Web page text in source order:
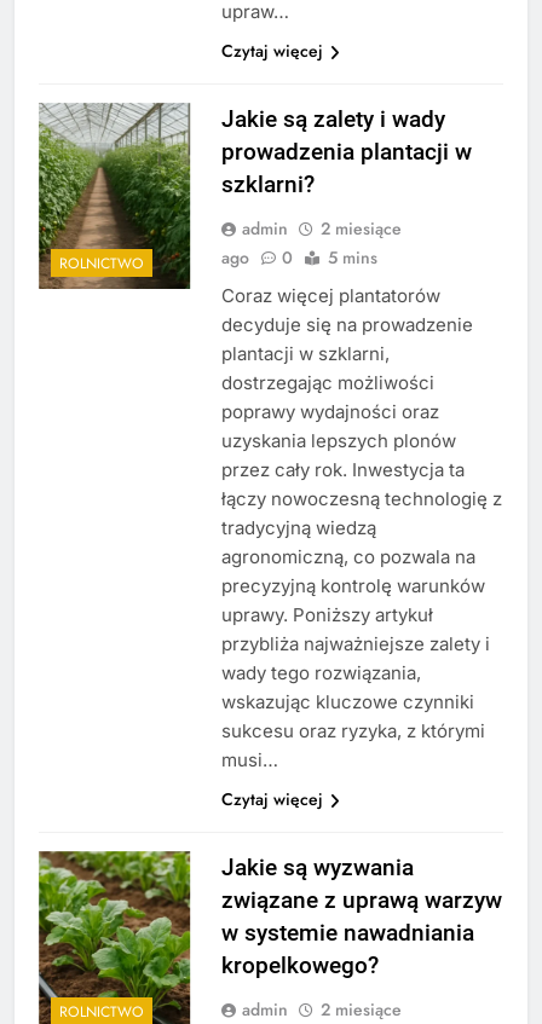
upraw…
Czytaj więcej
ROLNICTWO
Jakie są zalety i wady
prowadzenia plantacji w
szklarni?
admin
2 miesiące
ago
0 5 mins
Coraz więcej plantatorów
decyduje się na prowadzenie
plantacji w szklarni,
dostrzegając możliwości
poprawy wydajności oraz
uzyskania lepszych plonów
przez cały rok. Inwestycja ta
łączy nowoczesną technologię z
tradycyjną wiedzą
agronomiczną, co pozwala na
precyzyjną kontrolę warunków
uprawy. Poniższy artykuł
przybliża najważniejsze zalety i
wady tego rozwiązania,
wskazując kluczowe czynniki
sukcesu oraz ryzyka, z którymi
musi…
Czytaj więcej
ROLNICTWO
Jakie są wyzwania
związane z uprawą warzyw
w systemie nawadniania
kropelkowego?
admin
2 miesiące